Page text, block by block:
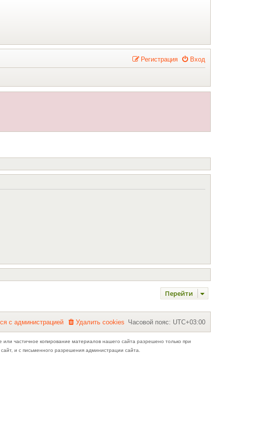
Вход
Регистрация
Перейти
Часовой пояс: UTC+03:00
Удалить cookies
ся с администрацией
частичное копирование материалов нашего сайта разрешено только при
и с письменного разрешения администрации сайта.